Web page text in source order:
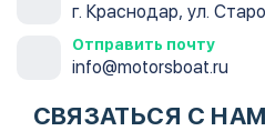
г. Краснодар, ул.
Отправить почту
info@motorsboat.ru
СВЯЗАТЬСЯ С